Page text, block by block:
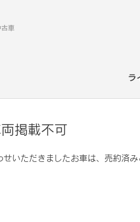
車
ラ
掲載不可
せいただきましたお車は、売約済